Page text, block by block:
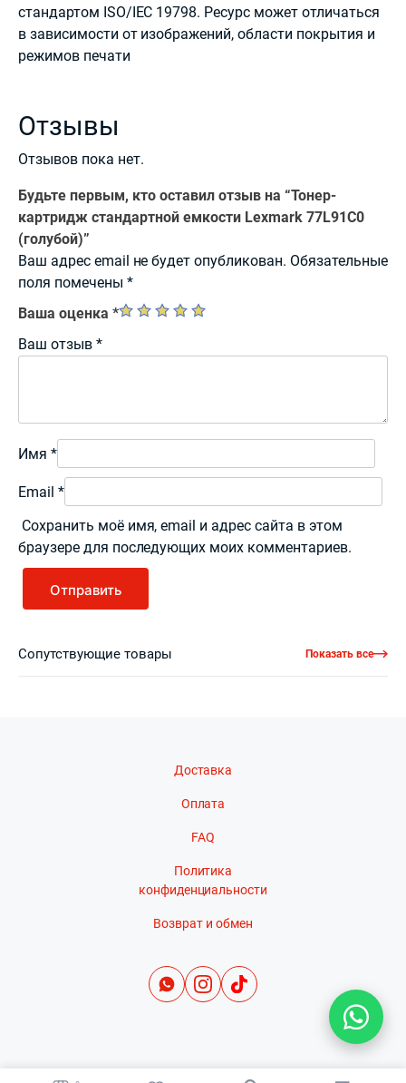
стандартом ISO/IEC 19798. Ресурс может отличаться
в зависимости от изображений, области покрытия и
режимов печати
Отзывы
Отзывов пока нет.
Будьте первым, кто оставил отзыв на “Тонер-
картридж стандартной емкости Lexmark 77L91C0
(голубой)”
Ваш адрес email не будет опубликован. Обязательные
поля помечены *
Ваша оценка *
Ваш отзыв *
Имя *
Email *
Сохранить моё имя, email и адрес сайта в этом
браузере для последующих моих комментариев.
Сопутствующие товары Показать все
Доставка
Оплата
FAQ
Политика
конфиденциальности
Возврат и обмен